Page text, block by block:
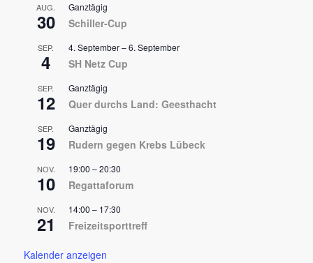
AUG.
30
Ganztägig
Schiller-Cup
SEP.
4
4. September–6. September
SH Netz Cup
SEP.
12
Ganztägig
Quer durchs Land: Geesthacht
SEP.
19
Ganztägig
Rudern gegen Krebs Lübeck
NOV.
10
19:00 –20:30
Regattaforum
NOV.
21
14:00 – 17:30
Freizeitsporttreff
Kalender anzeigen